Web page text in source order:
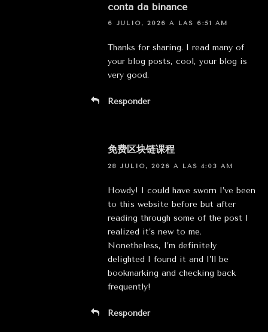
conta da binance
6 JULIO, 2026 A LAS 6:51 AM
Thanks for sharing. I read many of
your blog posts, cool, your blog is
very good.
Responder
免费区块链课程
28 JULIO, 2026 A LAS 4:03 AM
Howdy! I could have sworn I’ve been
to this website before but after
reading through some of the post I
realized it’s new to me.
Nonetheless, I’m definitely
delighted I found it and I’ll be
bookmarking and checking back
frequently!
Responder